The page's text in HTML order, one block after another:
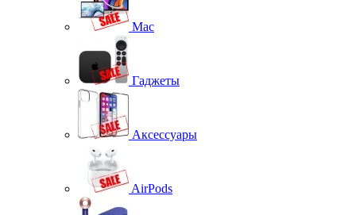
Mac
Гаджеты
Аксессуары
AirPods